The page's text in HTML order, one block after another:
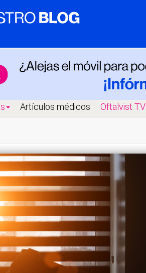
Artículos médicos Oftalvist TV